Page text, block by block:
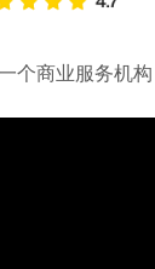
个商业服务机